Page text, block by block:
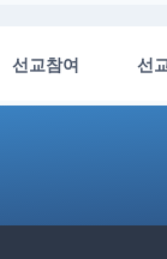
선교참여 선